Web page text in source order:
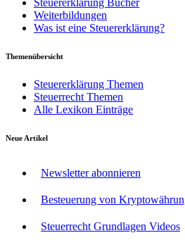
Steuererklärung Bücher
Weiterbildungen
Was ist eine Steuererklärung?
Themenübersicht
Steuererklärung Themen
Steuerrecht Themen
Alle Lexikon Einträge
Neue Artikel
Newsletter abonnieren
Besteuerung von
Steuerrecht Grundlagen Videos